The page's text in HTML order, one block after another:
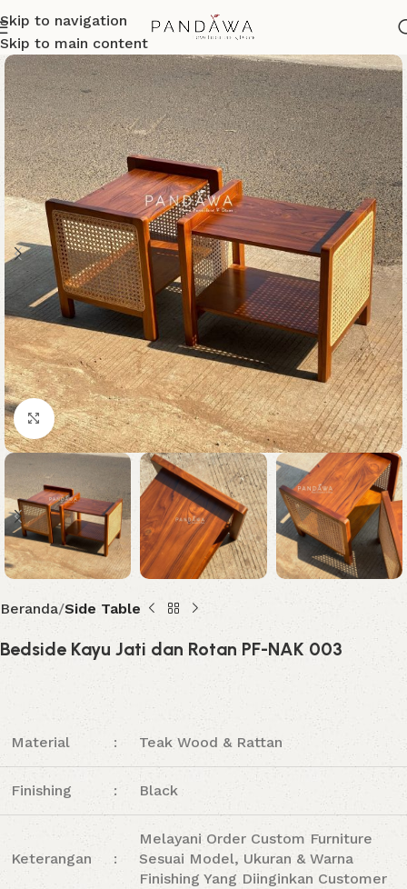
Skip to navigation
Skip to main content
Click to enlarge
Beranda Side Table
Bedside Kayu Jati dan Rotan PF-NAK 003
Material : Teak Wood & Rattan
Finishing : Black
Keterangan :
Melayani Order Custom Furniture
Sesuai Model, Ukuran & Warna
Finishing Yang Diinginkan Customer